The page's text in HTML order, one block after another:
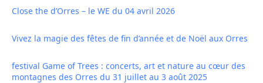
Close the d’Orres – le WE du 04 avril 2026
Vivez la magie des fêtes de fin d’année et de Noël aux Orres
festival Game of Trees : concerts, art et nature au cœur des
montagnes des Orres du 31 juillet au 3 août 2025